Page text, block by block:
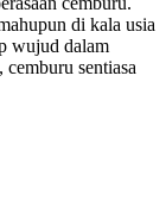
di kala usia
wujud dalam
sentiasa